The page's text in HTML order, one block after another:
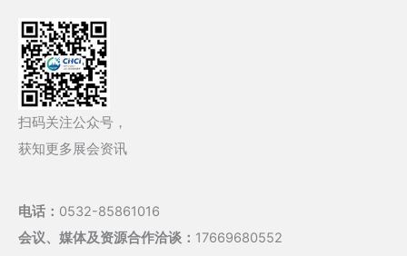
扫码关注公众号，
获知更多展会资讯
电话： 0532-85861016
会议、媒体及资源合作洽谈： 17669680552